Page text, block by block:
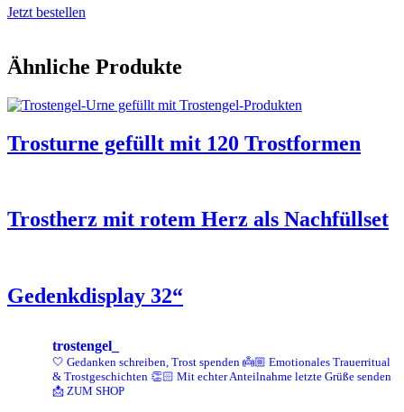
Jetzt bestellen
Ähnliche Produkte
Trosturne gefüllt mit 120 Trostformen
Trostherz mit rotem Herz als Nachfüllset
Gedenkdisplay 32“
trostengel_
🤍 Gedanken schreiben, Trost spenden 👼🏼 Emotionales Trauerritual
& Trostgeschichten 👏🏻 Mit echter Anteilnahme letzte Grüße senden
📩 ZUM SHOP